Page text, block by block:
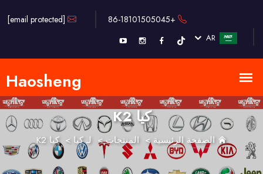
+86-18101505045
[email protected]
AR
كيا K2
الصفحة الرئيسية >المنتجات> لـ كيا >كيا K2